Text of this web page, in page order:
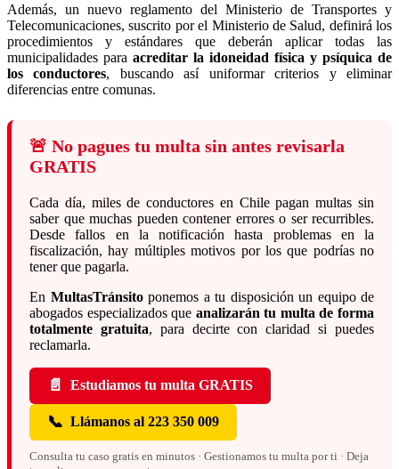
Además, un nuevo reglamento del Ministerio de Transportes y
Telecomunicaciones, suscrito por el Ministerio de Salud, definirá los
procedimientos y estándares que deberán aplicar todas las
municipalidades para acreditar la idoneidad física y psíquica de
los conductores, buscando así uniformar criterios y eliminar
diferencias entre comunas.
🚨 No pagues tu multa sin antes revisarla
GRATIS
Cada día, miles de conductores en Chile pagan multas sin
saber que muchas pueden contener errores o ser recurribles.
Desde fallos en la notificación hasta problemas en la
fiscalización, hay múltiples motivos por los que podrías no
tener que pagarla.
En MultasTránsitoponemos a tu disposición un equipo de
abogados especializados que analizarán tu multa de forma
totalmente gratuita, para decirte con claridad si puedes
reclamarla.
📄 Estudiamos tu multa GRATIS
📞 Llámanos al 223 350 009
Consulta tu caso gratis en minutos · Gestionamos tu multa por ti · Deja